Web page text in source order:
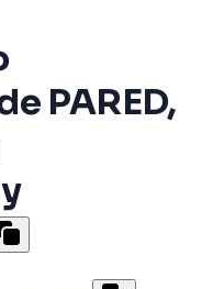
PARED,